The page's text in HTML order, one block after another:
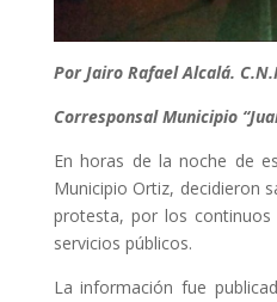
Por Jairo Rafael Alcalá.
Corresponsal Municipio
En horas de la noche de
Municipio Ortiz, decidieron
protesta, por los
servicios públicos.
La información fue